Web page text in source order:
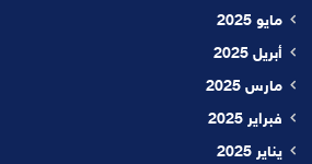
مايو 2025
أبريل 2025
مارس 2025
فبراير 2025
يناير 2025